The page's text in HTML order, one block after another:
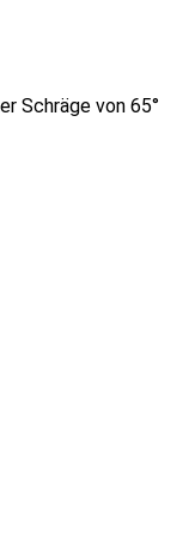
Schräge von 65°